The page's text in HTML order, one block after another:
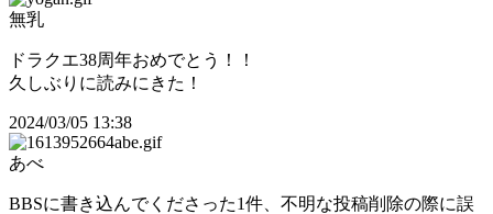
無乳
ドラクエ38周年おめでとう！！
久しぶりに読みにきた！
2024/03/05 13:38
あべ
BBSに書き込んでくださった1件、不明な投稿削除の際に誤